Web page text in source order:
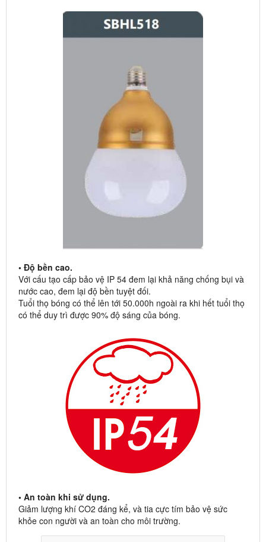
• Độ bền cao.
Với cấu tạo cấp bảo vệ IP 54 đem lại khả năng chống bụi và
nước cao, đem lại độ bền tuyệt đối.
Tuổi thọ bóng có thể lên tới 50.000h ngoài ra khi hết tuổi thọ
có thể duy trì được 90% độ sáng của bóng.
• An toàn khi sử dụng.
Giảm lượng khí CO2 đáng kể, và tia cực tím bảo vệ sức
khỏe con người và an toàn cho môi trường.